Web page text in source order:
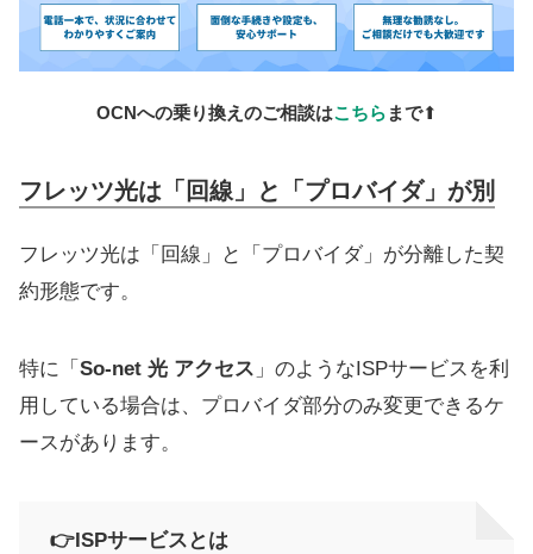
OCNへの乗り換えのご相談はこちら まで⬆
フレッツ光は「回線」と「プロバイダ」が別
フレッツ光は「回線」と「プロバイダ」が分離した契
約形態です。
特に「 So-net 光 アクセス 」のようなISPサービスを利
用している場合は、プロバイダ部分のみ変更できるケ
ースがあります。
👉ISPサービスとは